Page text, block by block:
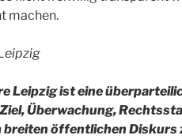
machen.
Leipzig ist eine
Überwachung,
breiten öffentlichen Diskurs